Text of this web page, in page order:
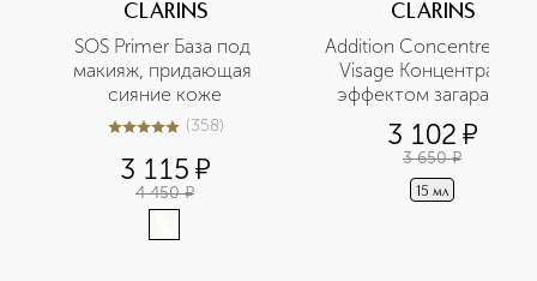
CLARINS
SOS Primer База под
макияж, придающая
сияние коже
5из 5358 (358)
3 115 ¤
4 450 ¤
CLARINS
Addition Concentre Eclat
Visage Концентрат с
эффектом загара для
лица
3 102 ¤
3 650 ¤
15 мл